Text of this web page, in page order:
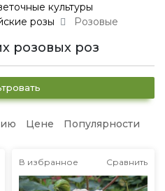
культуры
розы Розовые
розовых роз
Цене Популярности
В избранное Сравнить